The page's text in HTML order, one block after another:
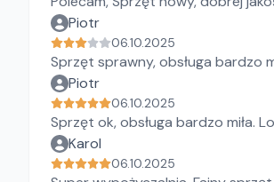
Piotr
06.10.2025
Sprzęt sprawny, obsługa bardzo
Piotr
06.10.2025
Sprzęt ok, obsługa bardzo miła.
Karol
06.10.2025